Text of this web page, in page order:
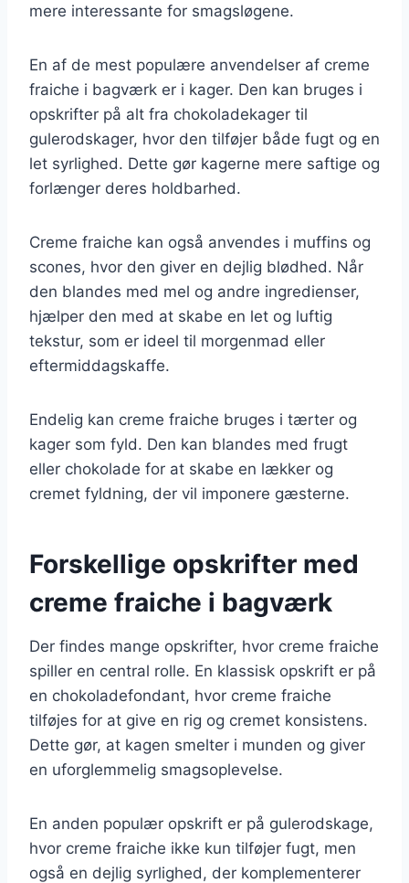
mere interessante for smagsløgene.
En af de mest populære anvendelser af creme
fraiche i bagværk er i kager. Den kan bruges i
opskrifter på alt fra chokoladekager til
gulerodskager, hvor den tilføjer både fugt og en
let syrlighed. Dette gør kagerne mere saftige og
forlænger deres holdbarhed.
Creme fraiche kan også anvendes i muffins og
scones, hvor den giver en dejlig blødhed. Når
den blandes med mel og andre ingredienser,
hjælper den med at skabe en let og luftig
tekstur, som er ideel til morgenmad eller
eftermiddagskaffe.
Endelig kan creme fraiche bruges i tærter og
kager som fyld. Den kan blandes med frugt
eller chokolade for at skabe en lækker og
cremet fyldning, der vil imponere gæsterne.
Forskellige opskrifter med
creme fraiche i bagværk
Der findes mange opskrifter, hvor creme fraiche
spiller en central rolle. En klassisk opskrift er på
en chokoladefondant, hvor creme fraiche
tilføjes for at give en rig og cremet konsistens.
Dette gør, at kagen smelter i munden og giver
en uforglemmelig smagsoplevelse.
En anden populær opskrift er på gulerodskage,
hvor creme fraiche ikke kun tilføjer fugt, men
også en dejlig syrlighed, der komplementerer